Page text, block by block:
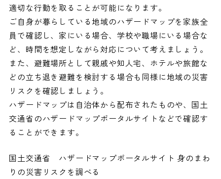
適切な行動を取ることが可能になります。
ご自身が暮らしている地域のハザードマップを家族全
員で確認し、家にいる場合、学校や職場にいる場合な
ど、時間を想定しながら対応について考えましょう。
また、避難場所として親戚や知人宅、ホテルや旅館な
どの立ち退き避難を検討する場合も同様に地域の災害
リスクを確認しましょう。
ハザードマップは自治体から配布されたものや、国土
交通省のハザードマップポータルサイトなどで確認す
ることができます。
国土交通省 ハザードマップポータルサイト 身のまわ
りの災害リスクを調べる